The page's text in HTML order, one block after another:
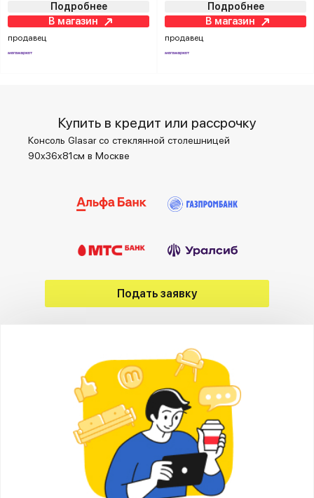
Подробнее
В магазин
продавец
Подробнее
В магазин
продавец
Купить в кредит или рассрочку
Консоль Glasar со стеклянной столешницей
90x36x81см в Москве
Подать заявку